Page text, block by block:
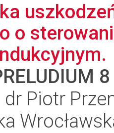
o
8
Piotr